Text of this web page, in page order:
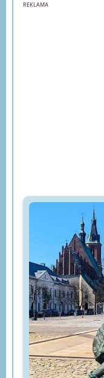
REKLAMA